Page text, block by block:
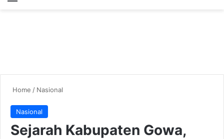
Home / Nasional
Nasional
Sejarah Kabupaten Gowa,